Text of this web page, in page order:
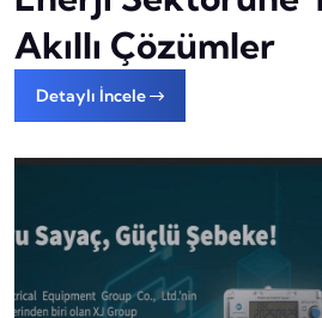
Akıllı Çözümler
Detaylı İncele